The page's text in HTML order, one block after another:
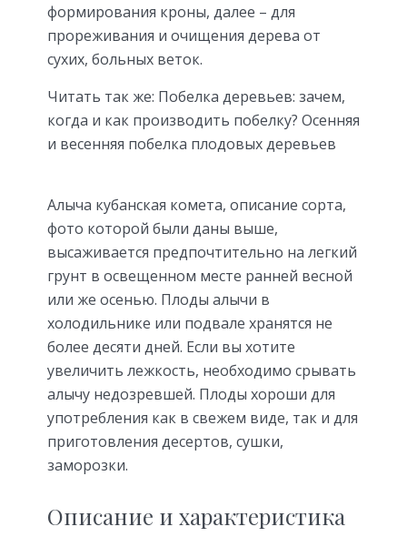
формирования кроны, далее – для
прореживания и очищения дерева от
сухих, больных веток.
Читать так же: Побелка деревьев: зачем,
когда и как производить побелку? Осенняя
и весенняя побелка плодовых деревьев
Алыча кубанская комета, описание сорта,
фото которой были даны выше,
высаживается предпочтительно на легкий
грунт в освещенном месте ранней весной
или же осенью. Плоды алычи в
холодильнике или подвале хранятся не
более десяти дней. Если вы хотите
увеличить лежкость, необходимо срывать
алычу недозревшей. Плоды хороши для
употребления как в свежем виде, так и для
приготовления десертов, сушки,
заморозки.
Описание и характеристика